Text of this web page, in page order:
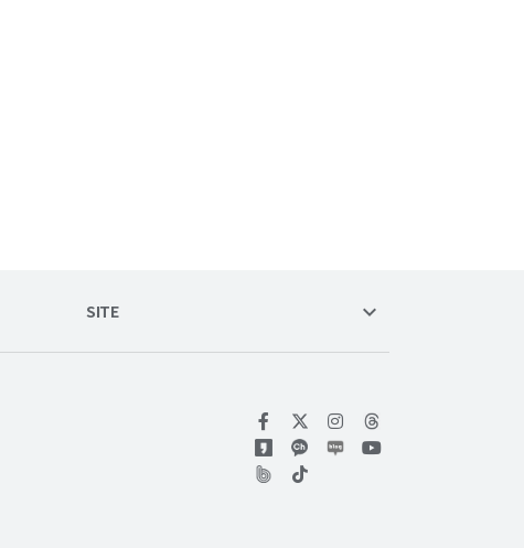
keyboard_arrow_down
SITE
위키트리 페이스북위키트리 인스타그램
위키트리 유튜브
위키트리 틱톡